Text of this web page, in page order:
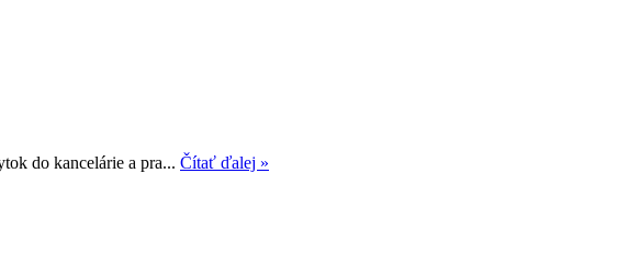
do kancelárie a pra... Čítať ďalej »